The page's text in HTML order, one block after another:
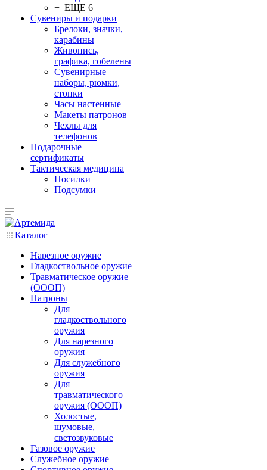
+ ЕЩЕ 6
Сувениры и подарки
Брелоки, значки,
карабины
Живопись,
графика, гобелены
Сувенирные
наборы, рюмки,
стопки
Часы настенные
Макеты патронов
Чехлы для
телефонов
Подарочные
сертификаты
Тактическая медицина
Носилки
Подсумки
Каталог
Нарезное оружие
Гладкоствольное оружие
Травматическое оружие
(ОООП)
Патроны
Для
гладкоствольного
оружия
Для нарезного
оружия
Для служебного
оружия
Для
травматического
оружия (ОООП)
Холостые,
шумовые,
светозвуковые
Газовое оружие
Служебное оружие